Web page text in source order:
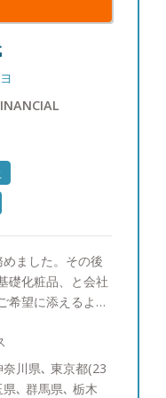
ました。その後
礎化粧品、と会社
希望に添えるよう
す。大切なご資産
川県､ 東京都(23
､ 群馬県､ 栃木